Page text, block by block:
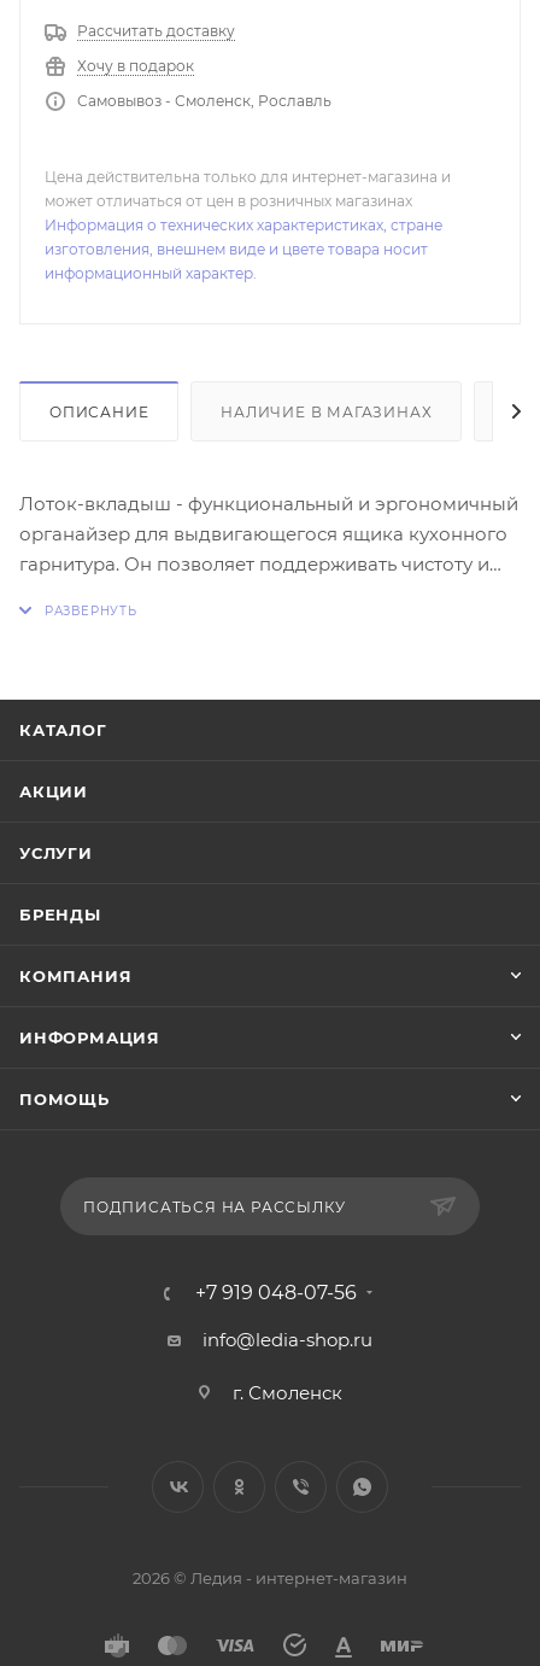
Рассчитать доставку
Хочу в подарок
Самовывоз - Смоленск, Рославль
Цена действительна только для интернет-магазина и
может отличаться от цен в розничных магазинах
Информация о технических характеристиках, стране
изготовления, внешнем виде и цвете товара носит
информационный характер.
ОПИСАНИЕ НАЛИЧИЕ В МАГАЗИНАХ
Лоток-вкладыш - функциональный и эргономичный
органайзер для выдвигающегося ящика кухонного
гарнитура. Он позволяет поддерживать чистоту и
КАТАЛОГ
АКЦИИ
УСЛУГИ
БРЕНДЫ
КОМПАНИЯ
ИНФОРМАЦИЯ
ПОМОЩЬ
ПОДПИСАТЬСЯ НА РАССЫЛКУ
+7 919 048-07-56
info@ledia-shop.ru
г. Смоленск
2026 © Ледия - интернет-магазин